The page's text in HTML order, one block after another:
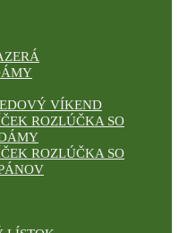
VÍKEND
ROZLÚČKA SO
ROZLÚČKA SO